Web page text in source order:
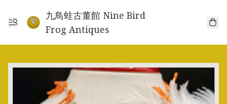
九鳥蛙古董館 Nine Bird
Frog Antiques